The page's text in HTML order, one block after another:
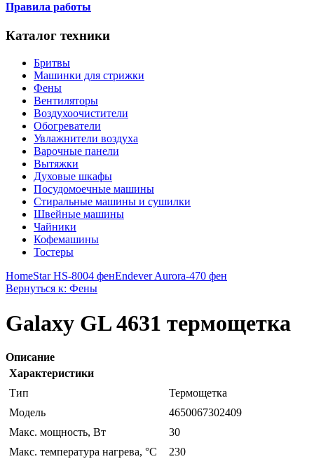
Правила работы
Каталог техники
Бритвы
Машинки для стрижки
Фены
Вентиляторы
Воздухоочистители
Обогреватели
Увлажнители воздуха
Варочные панели
Вытяжки
Духовые шкафы
Посудомоечные машины
Стиральные машины и сушилки
Швейные машины
Чайники
Кофемашины
Тостеры
HomeStar HS-8004 фенEndever Aurora-470 фен
Вернуться к: Фены
Galaxy GL 4631 термощетка
Описание
Характеристики
Тип
Термощетка
Модель
4650067302409
Макс. мощность, Вт
30
Макс. температура нагрева, °С
230